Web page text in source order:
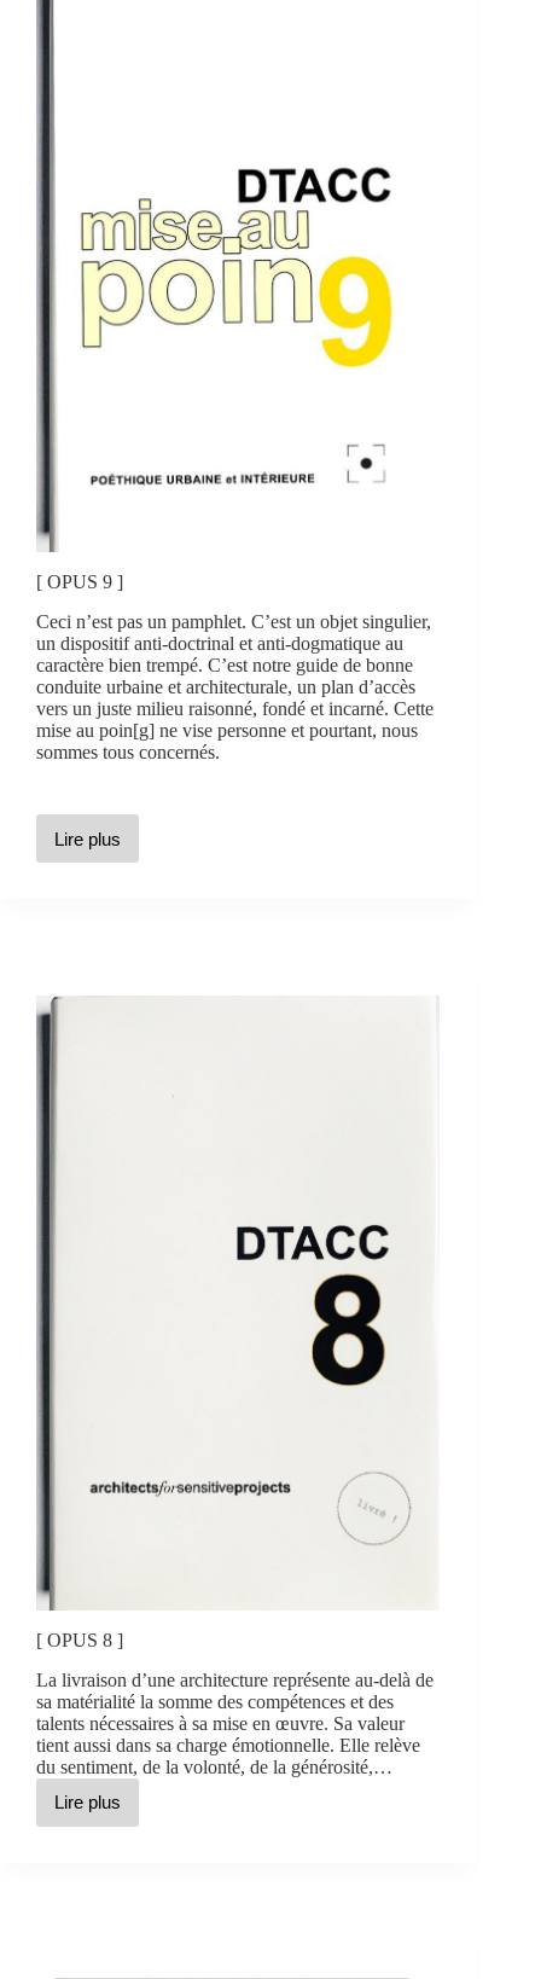
[ OPUS 9 ]
Ceci n’est pas un pamphlet. C’est un objet singulier,
un dispositif anti-doctrinal et anti-dogmatique au
caractère bien trempé. C’est notre guide de bonne
conduite urbaine et architecturale, un plan d’accès
vers un juste milieu raisonné, fondé et incarné. Cette
mise au poin[g] ne vise personne et pourtant, nous
sommes tous concernés.
Lire plus
[ OPUS 8 ]
La livraison d’une architecture représente au-delà de
sa matérialité la somme des compétences et des
talents nécessaires à sa mise en œuvre. Sa valeur
tient aussi dans sa charge émotionnelle. Elle relève
du sentiment, de la volonté, de la générosité,…
Lire plus